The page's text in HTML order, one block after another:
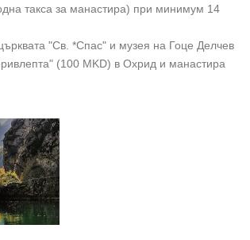
такса за манастира) при минимум 14
"Св. *Спас" и музея на Гоце Делчев
(100 MKD) в Охрид и манастира